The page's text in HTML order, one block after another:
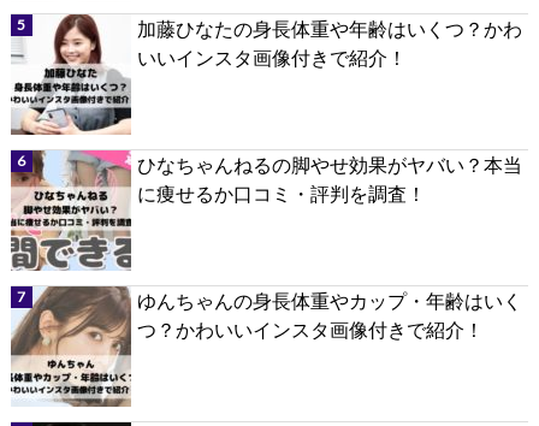
加藤ひなたの身長体重や年齢はいくつ？かわ
いいインスタ画像付きで紹介！
ひなちゃんねるの脚やせ効果がヤバい？本当
に痩せるか口コミ・評判を調査！
ゆんちゃんの身長体重やカップ・年齢はいく
つ？かわいいインスタ画像付きで紹介！